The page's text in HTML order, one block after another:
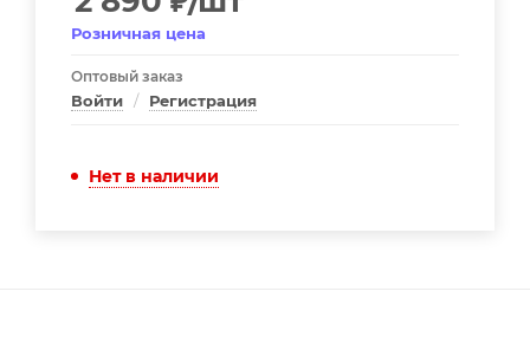
Розничная цена
Оптовый заказ
Войти / Регистрация
Нет в наличии